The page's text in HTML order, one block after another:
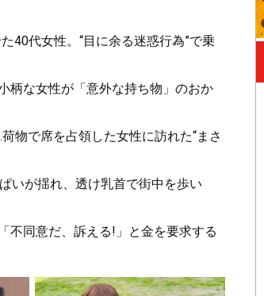
40代女性。“目に余る迷惑行為”で乗
柄な女性が「意外な持ち物」のおか
物で席を占領した女性に訪れた“まさ
いが揺れ、透け乳首で街中を歩い
不同意だ、訴える!」と金を要求する